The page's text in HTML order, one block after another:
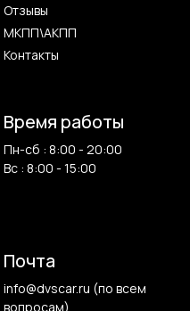
Отзывы
МКПП\АКПП
Контакты
Время работы
Пн-сб : 8:00 - 20:00
Вс : 8:00 - 15:00
Почта
info@dvscar.ru (по всем
вопросам)